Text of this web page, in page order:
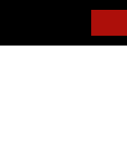
contenido